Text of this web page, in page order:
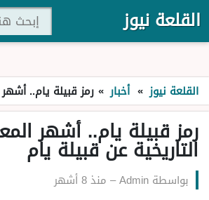
القلعة نيوز
القلعة نيوز » أخبار » رمز قبيلة يام.. أشهر
رمز قبيلة يام.. أشهر
التاريخية عن قبيلة يام
بواسطة Admin
– منذ 8 أشهر